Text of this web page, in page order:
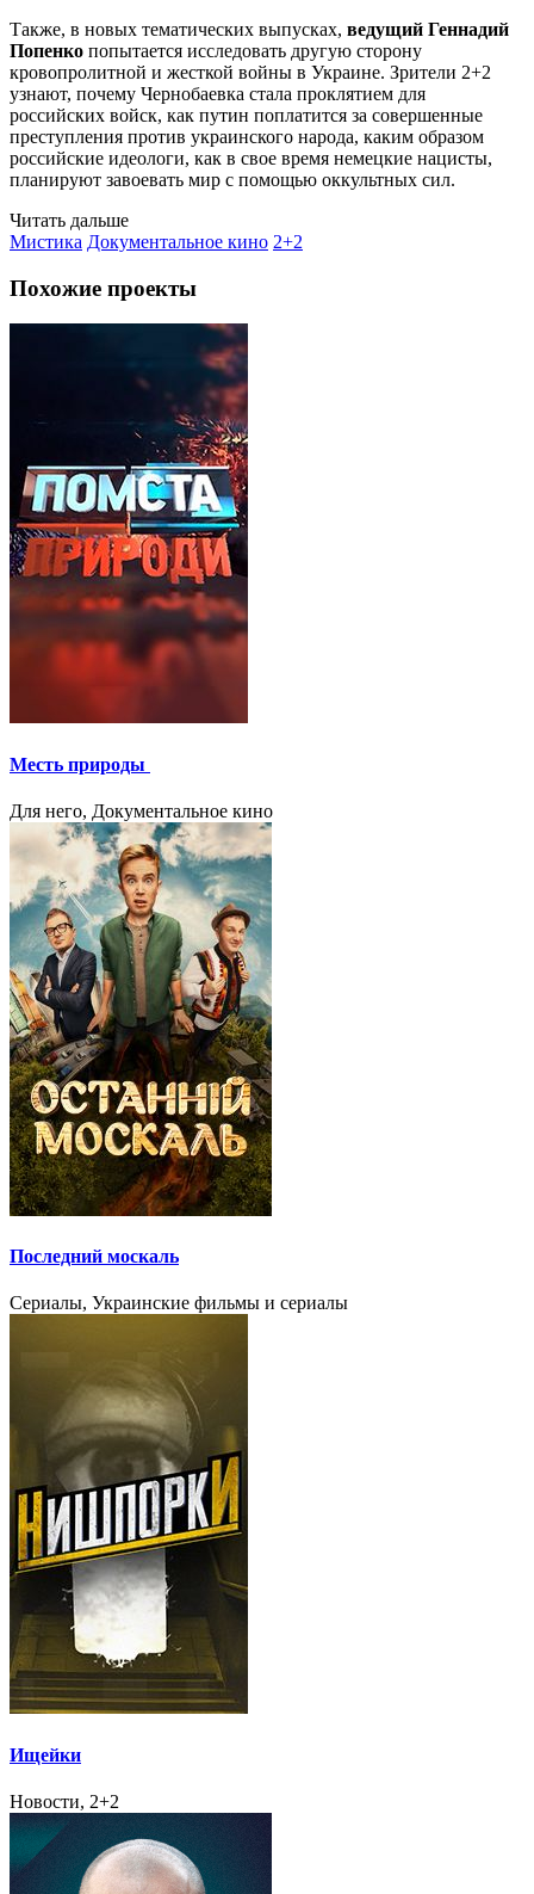
Также, в новых тематических выпусках, ведущий Геннадий
Попенко попытается исследовать другую сторону
кровопролитной и жесткой войны в Украине. Зрители 2+2
узнают, почему Чернобаевка стала проклятием для
российских войск, как путин поплатится за совершенные
преступления против украинского народа, каким образом
российские идеологи, как в свое время немецкие нацисты,
планируют завоевать мир с помощью оккультных сил.
Читать дальше
Мистика Документальное кино 2+2
Похожие проекты
Месть природы
Для него, Документальное кино
Последний москаль
Сериалы, Украинские фильмы и сериалы
Ищейки
Новости, 2+2